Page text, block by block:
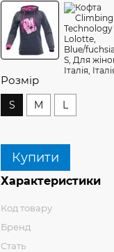
Розмір
S M L
Купити
Характеристики
Код товару
Бренд
Стать